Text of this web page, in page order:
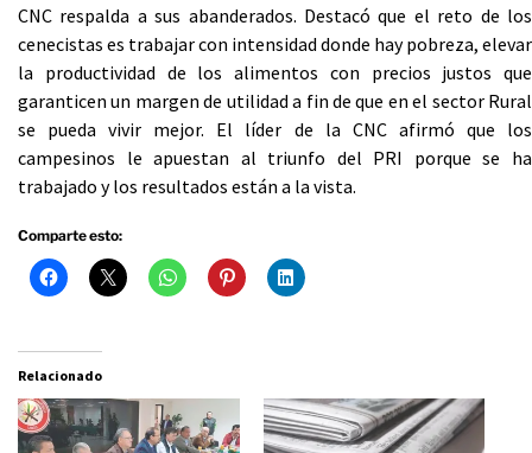
CNC respalda a sus abanderados. Destacó que el reto de los
cenecistas es trabajar con intensidad donde hay pobreza, elevar
la productividad de los alimentos con precios justos que
garanticen un margen de utilidad a fin de que en el sector Rural
se pueda vivir mejor. El líder de la CNC afirmó que los
campesinos le apuestan al triunfo del PRI porque se ha
trabajado y los resultados están a la vista.
Comparte esto:
Relacionado